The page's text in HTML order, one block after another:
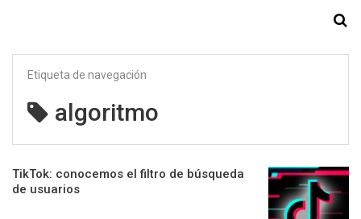
Etiqueta de navegación
algoritmo
TikTok: conocemos el filtro de búsqueda
de usuarios